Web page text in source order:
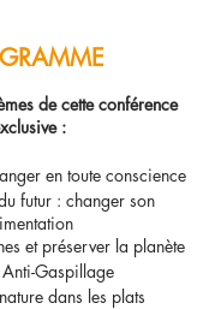
de cette conférence
:
en toute conscience
futur : changer son
et préserver la planète
Gaspillage
dans les plats